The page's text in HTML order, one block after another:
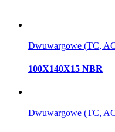
Dwuwargowe (TC,
100X140X15 NBR
Dwuwargowe (TC,